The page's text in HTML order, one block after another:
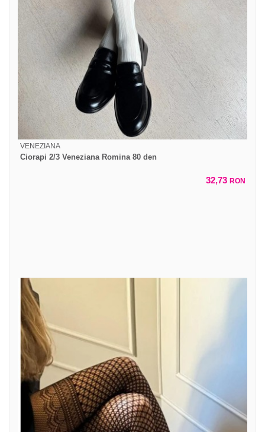
VENEZIANA
Ciorapi 2/3 Veneziana Romina 80 den
32,73 RON